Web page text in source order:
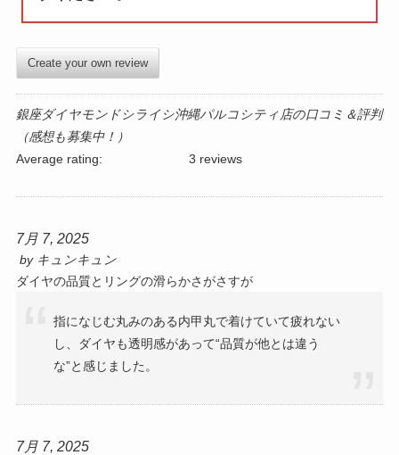
Create your own review
銀座ダイヤモンドシライシ沖縄パルコシティ店の口コミ＆評判
（感想も募集中！）
Average rating:
3 reviews
7月 7, 2025
by キュンキュン
ダイヤの品質とリングの滑らかさがさすが
指になじむ丸みのある内甲丸で着けていて疲れない
し、ダイヤも透明感があって“品質が他とは違う
な”と感じました。
7月 7, 2025